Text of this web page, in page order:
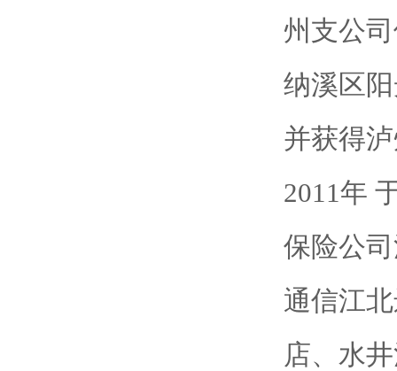
州支公
纳溪区
并获得
2011年
保险公
通信江
店、水